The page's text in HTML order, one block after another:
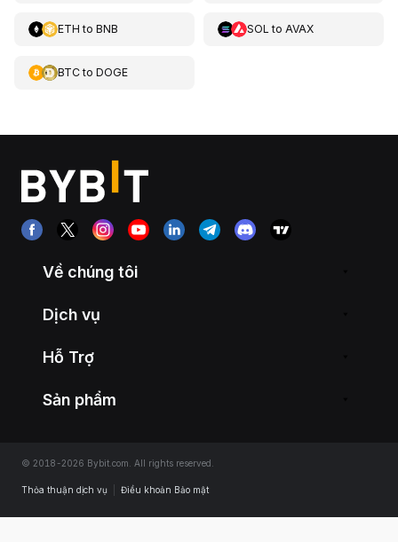
ETH to BNB SOL to AVAX
BTCto DOGE
Về chúng tôi
Dịch vụ
Hỗ Trợ
Sản phẩm
© 2018-2026 Bybit.com. All rights reserved.
Thỏa thuận dịch vụ Điều khoản Bảo mật